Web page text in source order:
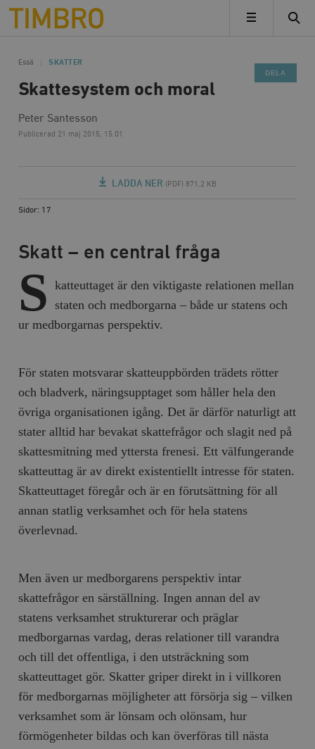
Timbro
MENY
Essä SKATTER
Skattesystem och moral
Peter Santesson
Publicerad 21 maj 2015, 15.01
LADDA NER (PDF) 871,2 KB
Sidor: 17
Skatt – en central fråga
S
katteuttaget är den viktigaste relationen mellan
staten och medborgarna – både ur statens och
ur medborgarnas perspektiv.
För staten motsvarar skatteuppbörden trädets rötter
och bladverk, näringsupptaget som håller hela den
övriga organisationen igång. Det är därför naturligt att
stater alltid har bevakat skattefrågor och slagit ned på
skattesmitning med yttersta frenesi. Ett välfungerande
skatteuttag är av direkt existentiellt intresse för staten.
Skatteuttaget föregår och är en förutsättning för all
annan statlig verksamhet och för hela statens
överlevnad.
Men även ur medborgarens perspektiv intar
skattefrågor en särställning. Ingen annan del av
statens verksamhet strukturerar och präglar
medborgarnas vardag, deras relationer till varandra
och till det offentliga, i den utsträckning som
skatteuttaget gör. Skatter griper direkt in i villkoren
för medborgarnas möjligheter att försörja sig – vilken
verksamhet som är lönsam och olönsam, hur
förmögenheter bildas och kan överföras till nästa
DELA